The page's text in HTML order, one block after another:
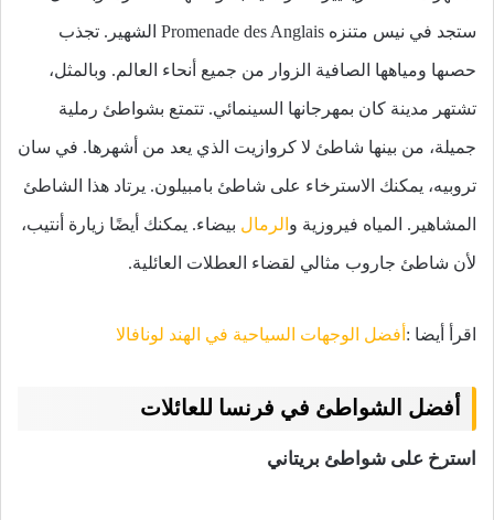
ستجد في نيس متنزه Promenade des Anglais الشهير. تجذب
حصىها ومياهها الصافية الزوار من جميع أنحاء العالم. وبالمثل،
تشتهر مدينة كان بمهرجانها السينمائي. تتمتع بشواطئ رملية
جميلة، من بينها شاطئ لا كروازيت الذي يعد من أشهرها. في سان
تروبيه، يمكنك الاسترخاء على شاطئ بامبيلون. يرتاد هذا الشاطئ
المشاهير. المياه فيروزية و الرمال بيضاء. يمكنك أيضًا زيارة أنتيب،
لأن شاطئ جاروب مثالي لقضاء العطلات العائلية.
اقرأ أيضا : أفضل الوجهات السياحية في الهند لونافالا
أفضل الشواطئ في فرنسا للعائلات
استرخ على شواطئ بريتاني